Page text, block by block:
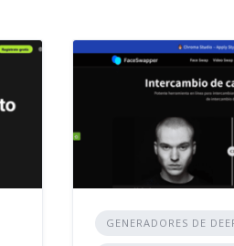
GENERADORES DE